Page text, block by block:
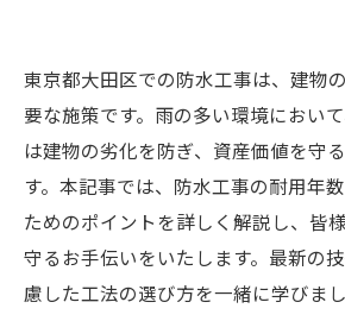
東京都大田区での防水工事は、建物
要な施策です。雨の多い環境におい
は建物の劣化を防ぎ、資産価値を守
す。本記事では、防水工事の耐用年
ためのポイントを詳しく解説し、皆
守るお手伝いをいたします。最新の
慮した工法の選び方を一緒に学びまし